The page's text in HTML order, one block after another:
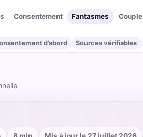
Consentement Fantasmes Couple
d’abord Sources vérifiables